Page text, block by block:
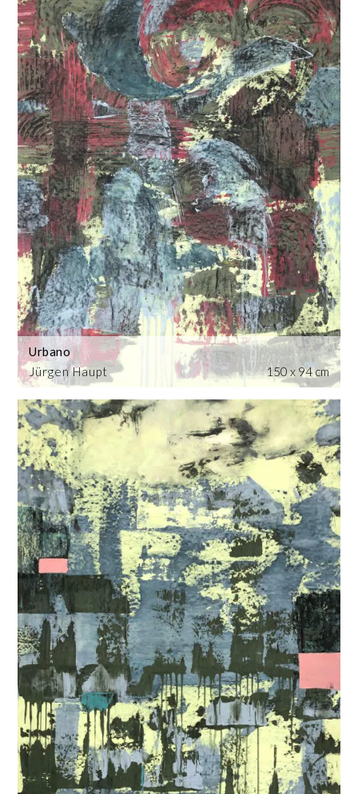
Jürgen Haupt
Urbano
150 x 94 cm